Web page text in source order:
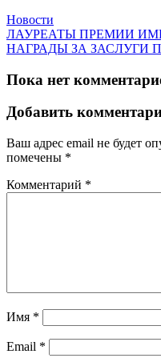
Новости
ЛАУРЕАТЫ ПРЕМИИ
НАГРАДЫ ЗА ЗАСЛУГИ
Пока нет
Добавить
Ваш адрес email не будет
помечены *
Комментарий *
Имя *
Email *